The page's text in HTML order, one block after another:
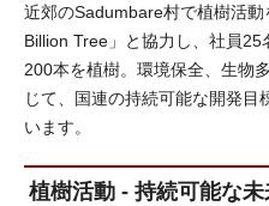
近郊のSadumbare村で植樹活
Billion Tree」と協力し、社員
200本を植樹。環境保全、生物
じて、国連の持続可能な開発目
います。
植樹活動 - 持続可能な